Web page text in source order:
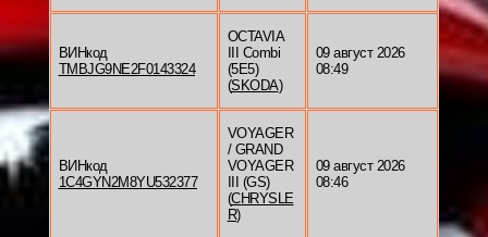
ВИНкод
TMBJG9NE2F0143324
OCTAVIA
III Combi
(5E5)
(SKODA)
09 август 2026
08:49
ВИНкод
1C4GYN2M8YU532377
VOYAGER
/ GRAND
VOYAGER
III (GS)
(CHRYSLE
R)
09 август 2026
08:46